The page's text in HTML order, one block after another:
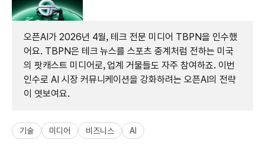
오픈AI가 2026년 4월, 테크 전문 미디어 TBPN을 인수했
어요. TBPN은 테크 뉴스를 스포츠 중계처럼 전하는 미국
의 팟캐스트 미디어로, 업계 거물들도 자주 참여하죠. 이번
인수로 AI 시장 커뮤니케이션을 강화하려는 오픈AI의 전략
이 엿보여요.
기술 미디어 비즈니스 AI